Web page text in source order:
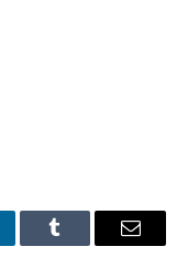
Tumblr
E-